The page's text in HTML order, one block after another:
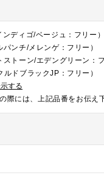
ディゴ/ベージュ：フリー）
ンチ/メレンゲ：フリー）
トーン/エデングリーン：フ
ドブラックJP：フリー）
する
際には、上記品番をお伝え